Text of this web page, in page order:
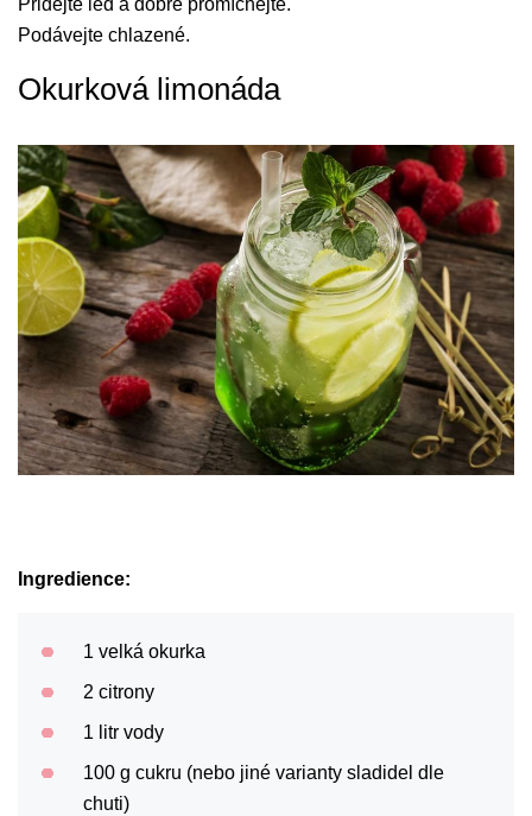
Podávejte chlazené.
Okurková limonáda
Ingredience:
1 velká okurka
2 citrony
1 litr vody
100 g cukru (nebo jiné varianty sladidel dle
chuti)